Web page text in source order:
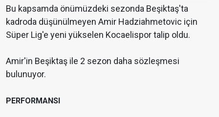
Bu kapsamda önümüzdeki sezonda Beşiktaş'ta
kadroda düşünülmeyen Amir Hadziahmetovic için
Süper Lig'e yeni yükselen Kocaelispor talip oldu.
Amir'in Beşiktaş ile 2 sezon daha sözleşmesi
bulunuyor.
PERFORMANSI